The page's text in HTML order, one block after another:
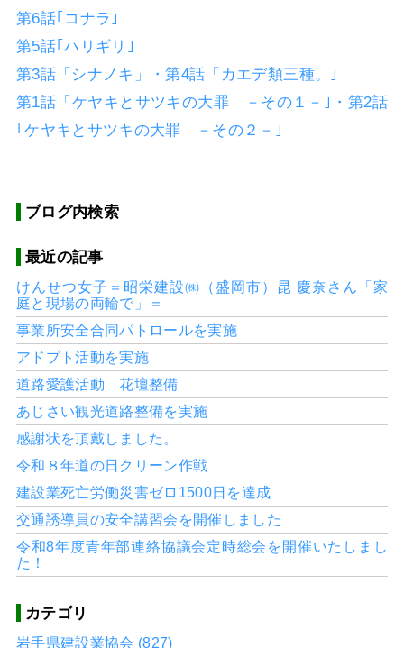
第6話｢コナラ｣
第5話｢ハリギリ｣
第3話「シナノキ」・第4話「カエデ類三種。｣
第1話「ケヤキとサツキの大罪 －その１－｣・第2話
｢ケヤキとサツキの大罪 －その２－｣
ブログ内検索
最近の記事
けんせつ女子＝昭栄建設㈱（盛岡市）昆 慶奈さん「家
庭と現場の両輪で」＝
事業所安全合同パトロールを実施
アドプト活動を実施
道路愛護活動 花壇整備
あじさい観光道路整備を実施
感謝状を頂戴しました。
令和８年道の日クリーン作戦
建設業死亡労働災害ゼロ1500日を達成
交通誘導員の安全講習会を開催しました
令和8年度青年部連絡協議会定時総会を開催いたしまし
た！
カテゴリ
岩手県建設業協会 (827)